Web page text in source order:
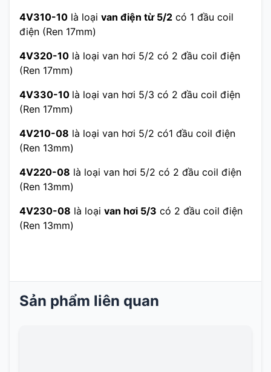
4V310-10 là loại van điện từ 5/2 có 1 đầu coil
điện (Ren 17mm)
4V320-10 là loại van hơi 5/2 có 2 đầu coil điện
(Ren 17mm)
4V330-10 là loại van hơi 5/3 có 2 đầu coil điện
(Ren 17mm)
4V210-08 là loại van hơi 5/2 có1 đầu coil điện
(Ren 13mm)
4V220-08 là loại van hơi 5/2 có 2 đầu coil điện
(Ren 13mm)
4V230-08 là loại van hơi 5/3 có 2 đầu coil điện
(Ren 13mm)
Sản phẩm liên quan